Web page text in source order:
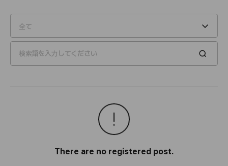
全て
There are no registered post.